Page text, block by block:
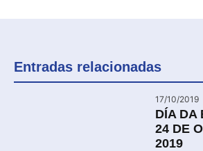
Entradas relacionadas
17/10/2019
DÍA DA
24 DE
2019